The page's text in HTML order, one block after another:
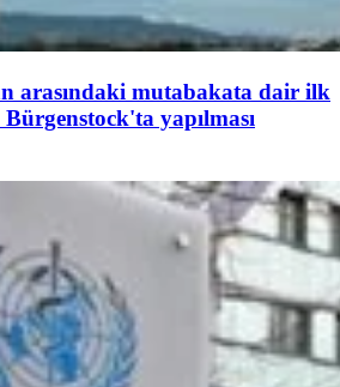
arasındaki mutabakata dair ilk
yapılması